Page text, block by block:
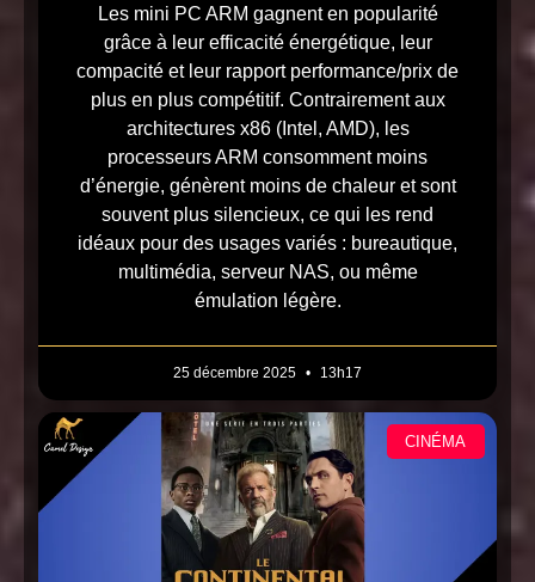
Les mini PC ARM gagnent en popularité
grâce à leur efficacité énergétique, leur
compacité et leur rapport performance/prix de
plus en plus compétitif. Contrairement aux
architectures x86 (Intel, AMD), les
processeurs ARM consomment moins
d’énergie, génèrent moins de chaleur et sont
souvent plus silencieux, ce qui les rend
idéaux pour des usages variés : bureautique,
multimédia, serveur NAS, ou même
émulation légère.
25 décembre 2025 13h17
CINÉMA